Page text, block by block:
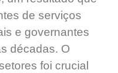
de serviços
e governantes
décadas. O
foi crucial